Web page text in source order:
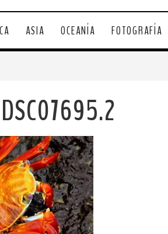
ASIA OCEANÍA FOTOGRAFÍA